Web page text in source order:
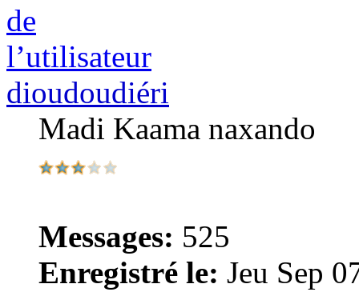
dioudoudiéri
Madi Kaama naxando
Messages: 525
Enregistré le: Jeu Sep